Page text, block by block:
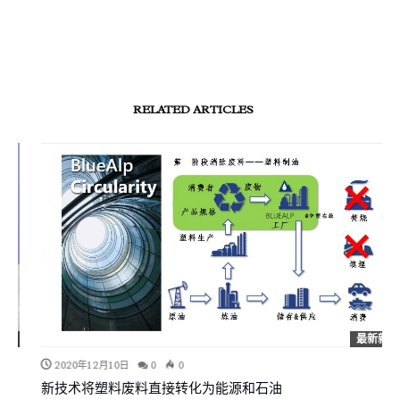
RELATED ARTICLES
最新新闻
2020年12月10日 0 0
新技术将塑料废料直接转化为能源和石油